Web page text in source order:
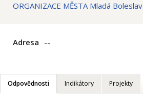
ORGANIZACE MĚSTA Mladá Boleslav
Adresa --
Odpovědnosti Indikátory Projekty